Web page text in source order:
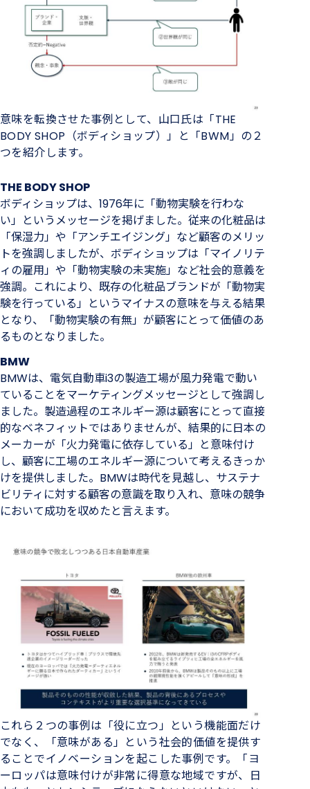
意味を転換させた事例として、山口氏は「THE
BODY SHOP（ボディショップ）」と「BWM」の２
つを紹介します。
THE BODY SHOP
ボディショップは、1976年に「動物実験を行わな
い」というメッセージを掲げました。従来の化粧品は
「保湿力」や「アンチエイジング」など顧客のメリッ
トを強調しましたが、ボディショップは「マイノリテ
ィの雇用」や「動物実験の未実施」など社会的意義を
強調。これにより、既存の化粧品ブランドが「動物実
験を行っている」というマイナスの意味を与える結果
となり、「動物実験の有無」が顧客にとって価値のあ
るものとなりました。
BMW
BMWは、電気自動車i3の製造工場が風力発電で動い
ていることをマーケティングメッセージとして強調し
ました。製造過程のエネルギー源は顧客にとって直接
的なベネフィットではありませんが、結果的に日本の
メーカーが「火力発電に依存している」と意味付け
し、顧客に工場のエネルギー源について考えるきっか
けを提供しました。BMWは時代を見越し、サステナ
ビリティに対する顧客の意識を取り入れ、意味の競争
において成功を収めたと言えます。
これら２つの事例は「役に立つ」という機能面だけ
でなく、「意味がある」という社会的価値を提供す
ることでイノベーションを起こした事例です。「ヨ
ーロッパは意味付けが非常に得意な地域ですが、日